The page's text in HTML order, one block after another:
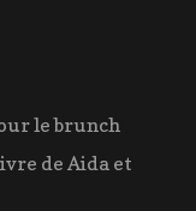
le brunch
de Aida et